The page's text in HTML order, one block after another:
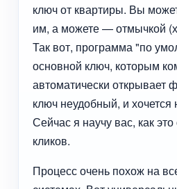
ключ от квартиры. Вы
им, а можете — отмычкой
Так вот, программа "по
основной ключ, которым
автоматически открывает
ключ неудобный, и хочется
Сейчас я научу вас, как
кликов.
Процесс очень похож на